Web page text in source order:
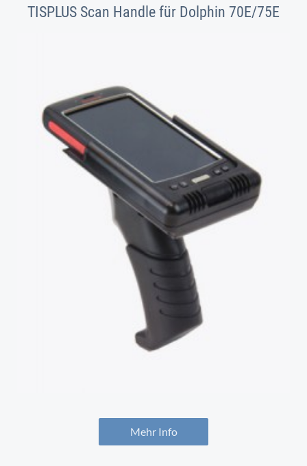
TISPLUS Scan Handle für Dolphin 70E/75E
Mehr Info